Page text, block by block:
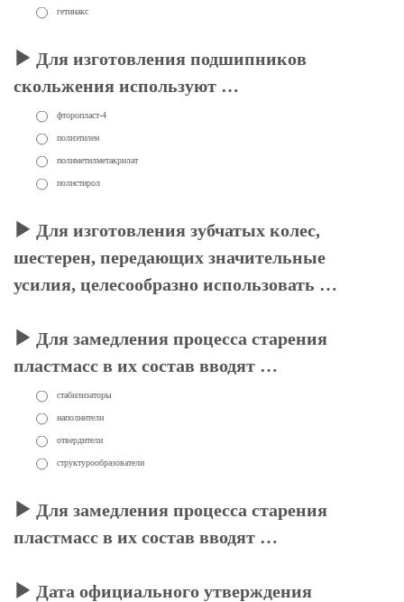
гетинакс
Для изготовления подшипников
скольжения используют …
фторопласт-4
полиэтилен
полиметилметакрилат
полистирол
Для изготовления зубчатых колес,
шестерен, передающих значительные
усилия, целесообразно использовать …
Для замедления процесса старения
пластмасс в их состав вводят …
стабилизаторы
наполнители
отвердители
структурообразователи
Для замедления процесса старения
пластмасс в их состав вводят …
Дата официального утверждения